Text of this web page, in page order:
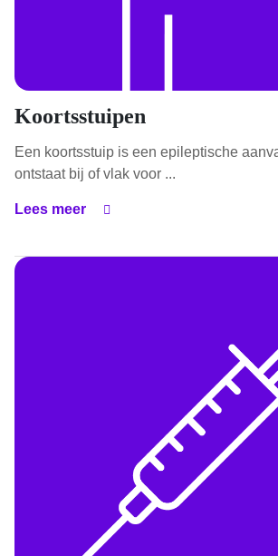
Koortsstuipen
Een koortsstuip is een epileptische
ontstaat bij of vlak voor ...
Lees meer